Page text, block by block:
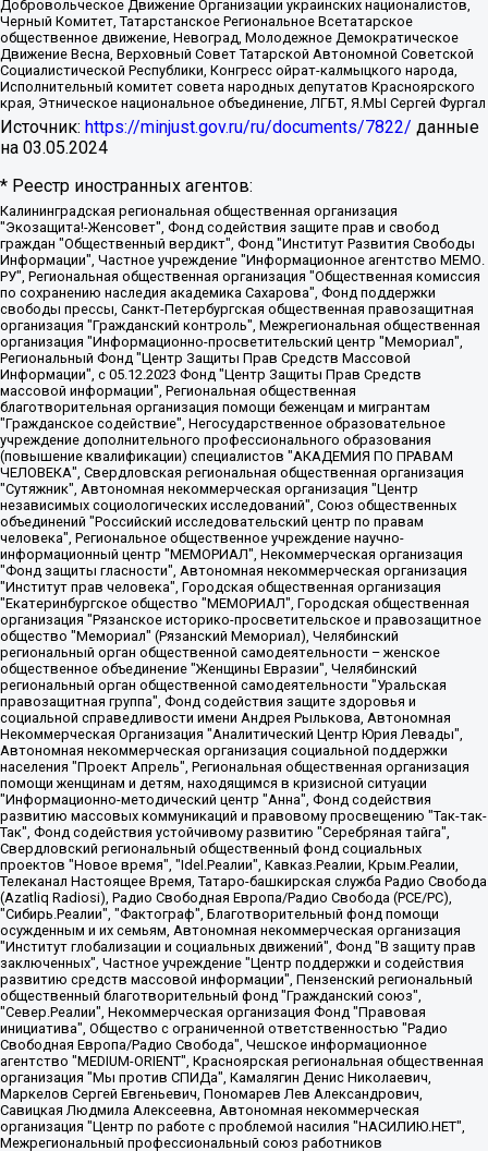
Добровольческое Движение Организации украинских националистов,
Черный Комитет, Татарстанское Региональное Всетатарское
общественное движение, Невоград, Молодежное Демократическое
Движение Весна, Верховный Совет Татарской Автономной Советской
Социалистической Республики, Конгресс ойрат-калмыцкого народа,
Исполнительный комитет совета народных депутатов Красноярского
края, Этническое национальное объединение, ЛГБТ, Я.МЫ Сергей Фургал
Источник: https://minjust.gov.ru/ru/documents/7822/ данные
на 03.05.2024
* Реестр иностранных агентов:
Калининградская региональная общественная организация "Экозащита!-Женсовет", Фонд содействия защите прав и свобод граждан "Общественный вердикт", Фонд "Институт Развития Свободы Информации", Частное учреждение "Информационное агентство МЕМО. РУ", Региональная общественная организация "Общественная комиссия по сохранению наследия академика Сахарова", Фонд поддержки свободы прессы, Санкт-Петербургская общественная правозащитная организация "Гражданский контроль", Межрегиональная общественная организация "Информационно-просветительский центр "Мемориал", Региональный Фонд "Центр Защиты Прав Средств Массовой Информации", с 05.12.2023 Фонд "Центр Защиты Прав Средств массовой информации", Региональная общественная благотворительная организация помощи беженцам и мигрантам "Гражданское содействие", Негосударственное образовательное учреждение дополнительного профессионального образования (повышение квалификации) специалистов "АКАДЕМИЯ ПО ПРАВАМ ЧЕЛОВЕКА", Свердловская региональная общественная организация "Сутяжник", Автономная некоммерческая организация "Центр независимых социологических исследований", Союз общественных объединений "Российский исследовательский центр по правам человека", Региональное общественное учреждение научно-информационный центр "МЕМОРИАЛ", Некоммерческая организация "Фонд защиты гласности", Автономная некоммерческая организация "Институт прав человека", Городская общественная организация "Екатеринбургское общество "МЕМОРИАЛ", Городская общественная организация "Рязанское историко-просветительское и правозащитное общество "Мемориал" (Рязанский Мемориал), Челябинский региональный орган общественной самодеятельности – женское общественное объединение "Женщины Евразии", Челябинский региональный орган общественной самодеятельности "Уральская правозащитная группа", Фонд содействия защите здоровья и социальной справедливости имени Андрея Рылькова, Автономная Некоммерческая Организация "Аналитический Центр Юрия Левады", Автономная некоммерческая организация социальной поддержки населения "Проект Апрель", Региональная общественная организация помощи женщинам и детям, находящимся в кризисной ситуации "Информационно-методический центр "Анна", Фонд содействия развитию массовых коммуникаций и правовому просвещению "Так-так-Так", Фонд содействия устойчивому развитию "Серебряная тайга", Свердловский региональный общественный фонд социальных проектов "Новое время", "Idel.Реалии", Кавказ.Реалии, Крым.Реалии, Телеканал Настоящее Время, Татаро-башкирская служба Радио Свобода (Azatliq Radiosi), Радио Свободная Европа/Радио Свобода (PCE/PC), "Сибирь.Реалии", "Фактограф", Благотворительный фонд помощи осужденным и их семьям, Автономная некоммерческая организация "Институт глобализации и социальных движений", Фонд "В защиту прав заключенных", Частное учреждение "Центр поддержки и содействия развитию средств массовой информации", Пензенский региональный общественный благотворительный фонд "Гражданский союз", "Север.Реалии", Некоммерческая организация Фонд "Правовая инициатива", Общество с ограниченной ответственностью "Радио Свободная Европа/Радио Свобода", Чешское информационное агентство "MEDIUM-ORIENT", Красноярская региональная общественная организация "Мы против СПИДа", Камалягин Денис Николаевич, Маркелов Сергей Евгеньевич, Пономарев Лев Александрович, Савицкая Людмила Алексеевна, Автономная некоммерческая организация "Центр по работе с проблемой насилия "НАСИЛИЮ.НЕТ", Межрегиональный профессиональный союз работников здравоохранения "Альянс врачей", Юридическое лицо, зарегистрированное в Латвийской Республике, SIA "Medusa Project" (регистрационный номер 40103797863, дата регистрации 10.06.2014), Некоммерческая организация "Фонд по борьбе с коррупцией", Автономная некоммерческая организация "Институт права и публичной политики", Баданин Роман Сергеевич, Гликин Максим Александрович, Железнова Мария Михайловна, Лукьянова Юлия Сергеевна, Маетная Елизавета Витальевна, Маняхин Петр Борисович, Чуракова Ольга Владимировна, Ярош Юлия Петровна, Юридическое лицо "The Insider SIA", зарегистрированное в Риге, Латвийская Республика (дата регистрации 26.06.2015), являющееся администратором доменного имени интернет-издания "The Insider SIA", https://theins.ru, Постернак Алексей Евгеньевич, Рубин Михаил Аркадьевич, Анин Роман Александрович, Юридическое лицо Istories fonds, зарегистрированное в Латвийской Республике (регистрационный номер 50008295751, дата регистрации 24.02.2020), Великовский Дмитрий Александрович, Долинина Ирина Николаевна, Мароховская Алеся Алексеевна, Шлейнов Роман Юрьевич, Шмагун Олеся Валентиновна, Общество с ограниченной ответственностью "Альтаир 2021", Общество с ограниченной ответственностью "Вега 2021", Общество с ограниченной ответственностью "Главный редактор 2021", Общество с ограниченной ответственностью "Ромашки монолит", Важенков Артем Валерьевич, Ивановская областная общественная организация "Центр гендерных исследований", Гурман Юрий Альбертович, Медиапроект "ОВД-Инфо", Егоров Владимир Владимирович, Жилинский Владимир Александрович, Общество с ограниченной ответственностью "ЗП", Иванова София Юрьевна, Карезина Инна Павловна, Кильтау Екатерина Викторовна, Петров Алексей Викторович, Пискунов Сергей Евгеньевич, Смирнов Сергей Сергеевич, Тихонов Михаил Сергеевич, Общество с ограниченной ответственностью "ЖУРНАЛИСТ-ИНОСТРАННЫЙ АГЕНТ", Арапова Галина Юрьевна, Вольтская Татьяна Анатольевна, Американская компания "Mason G.E.S. Anonymous Foundation" (США), являющаяся владельцем интернет-издания https://mnews.world/, Компания "Stichting Bellingcat", зарегистрированная в Нидерландах (дата регистрации 11.07.2018), Захаров Андрей Вячеславович, Клепиковская Екатерина Дмитриевна, Общество с ограниченной ответственностью "МЕМО", Перл Роман Александрович, Симонов Евгений Алексеевич, Соловьева Елена Анатольевна, Сотников Даниил Владимирович, Сурначева Елизавета Дмитриевна, Автономная некоммерческая организация по защите прав человека и информированию населения "Якутия – Наше Мнение", Общество с ограниченной ответственностью "Москоу диджитал медиа", с 26.01.2023 Общество с ограниченной ответственностью "Чайка Белые сады", Ветошкина Валерия Валерьевна, Заговора Максим Александрович, Межрегиональное общественное движение "Российская ЛГБТ - сеть", Оленичев Максим Владимирович, Павлов Иван Юрьевич, Скворцова Елена Сергеевна, Общество с ограниченной ответственностью "Как бы инагент", Кочетков Игорь Викторович, Общество с ограниченной ответственностью "Честные выборы", Еланчик Олег Александрович, Общество с ограниченной ответственностью "Нобелевский призыв", Гималова Регина Эмилевна, Григорьев Андрей Валерьевич, Григорьева Алина Александровна, Ассоциация по содействию защите прав призывников, альтернативнослужащих и военнослужащих "Правозащитная группа "Гражданин.Армия.Право", Хисамова Регина Фаритовна, Автономная некоммерческая организация по реализации социально-правовых программ "Лилит", Дальневосточное общественное движение "Маяк", Санкт-Петербургская ЛГБТ-инициативная группа "Выход", Инициативная группа ЛГБТ+ "Реверс", Алексеев Андрей Викторович, Бекбулатова Таисия Львовна, Беляев Иван Михайлович, Владыкина Елена Сергеевна, Гельман Марат Александрович, Никульшина Вероника Юрьевна, Толоконникова Надежда Андреевна, Шендерович Виктор Анатольевич, Общество с ограниченной ответственностью "Данное сообщение", Общество с ограниченной ответственностью Издательский дом "Новая глава", Айнбиндер Александра Александровна, Московский комьюнити-центр для ЛГБТ+инициатив, Благотворительный фонд развития филантропии, Deutsche Welle (Германия, Kurt-Schumacher-Strasse 3, 53113 Bonn), Борзунова Мария Михайловна, Воробьев Виктор Викторович, Голубева Анна Львовна, Константинова Алла Михайловна, Малкова Ирина Владимировна, Мурадов Мурад Абдулгалимович, Осетинская Елизавета Николаевна, Понасенков Евгений Николаевич, Ганапольский Матвей Юрьевич, Киселев Евгений Алексеевич, Борухович Ирина Григорьевна, Дремин Иван Тимофеевич, Дубровский Дмитрий Викторович, Красноярская региональная общественная организация поддержки и развития альтернативных образовательных технологий и межкультурных коммуникаций "ИНТЕРРА", Маяковская Екатерина Алексеевна, Фейгин Марк Захарович, Филимонов Андрей Викторович, Дзугкоева Регина Николаевна, Доброхотов Роман Александрович, Дудь Юрий Александрович, Елкин Сергей Владимирович, Кругликов Кирилл Игоревич, Сабунаева Мария Леонидовна, Семенов Алексей Владимирович, Шаинян Карен Багратович, Шульман Екатерина Михайловна, Асафьев Артур Валерьевич, Вахштайн Виктор Семенович, Венедиктов Алексей Алексеевич, Лушникова Екатерина Евгеньевна, Волков Леонид Михайлович, Невзоров Александр Глебович, Пархоменко Сергей Борисович, Сироткин Ярослав Николаевич, Кара-Мурза Владимир Владимирович, Баранова Наталья Владимировна, Гозман Леонид Яковлевич, Кагарлицкий Борис Юльевич, Климарев Михаил Валерьевич, Милов Владимир Станиславович, Автономная некоммерческая организация Краснодарский центр современного искусства "Типография", Моргенштерн Алишер Тагирович, Соболь Любовь Эдуардовна, Общество с ограниченной ответственностью "ЛИЗА НОРМ", Каспаров Гарри Кимович, Ходорковский Михаил Борисович, Общество с ограниченной ответственностью "Апрельские тезисы", Данилович Ирина Брониславовна, Кашин Олег Владимирович, Петров Николай Владимирович, Пивоваров Алексей Владимирович, Соколов Михаил Владимирович, Цветкова Юлия Владимировна, Чичваркин Евгений Александрович, Комитет против пыток/Команда против пыток, Общество с ограниченной ответственностью "Первый научный", Общество с ограниченной ответственностью "Вертолет и ко", Белоцерковская Вероника Борисовна, Кац Максим Евгеньевич, Лазарева Татьяна Юрьевна, Шаведдинов Руслан Табризович, Яшин Илья Валерьевич, Общество с ограниченной ответственностью "Иноагент ААВ", Алешковский Дмитрий Петрович, Альбац Евгения Марковна, Быков Дмитрий Львович, Галямина Юлия Евгеньевна, Лойко Сергей Леонидович, Мартынов Кирилл Константинович, Медведев Сергей Александрович, Крашенинников Федор Геннадиевич, Гордеева Катерина Вл